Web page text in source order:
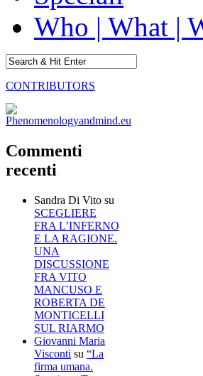
Who | What |
CONTRIBUTORS
Commenti
recenti
Sandra Di Vito su
SCEGLIERE
FRA L’INFERNO
E LA RAGIONE.
UNA
DISCUSSIONE
FRA VITO
MANCUSO E
ROBERTA DE
MONTICELLI
SUL RIARMO
Giovanni Maria
Visconti su “La
firma umana.